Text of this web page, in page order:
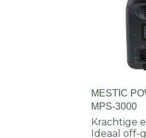
MESTIC
MPS-3000
Krachtige
Ideaal off-